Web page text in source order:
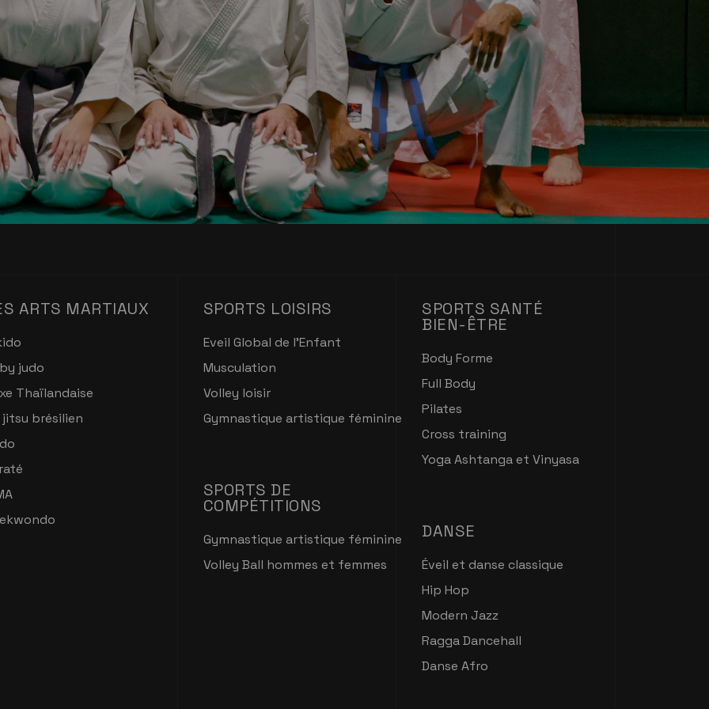
ARTS MARTIAUX
judo
Thaïlandaise
brésilien
SPORTS LOISIRS
Eveil Global de l'Enfant
Musculation
Volley loisir
Gymnastique artistique féminine
SPORTS DE
COMPÉTITIONS
Gymnastique artistique féminine
Volley Ball hommes et femmes
SPORTS SANTÉ
BIEN-ÊTRE
Body Forme
Full Body
Pilates
Cross training
Yoga Ashtanga et Vinyasa
DANSE
Éveil et danse classique
Hip Hop
Modern Jazz
Ragga Dancehall
Danse Afro